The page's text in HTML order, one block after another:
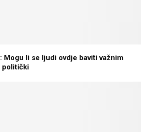
Mogu li se ljudi ovdje baviti važnim
politički